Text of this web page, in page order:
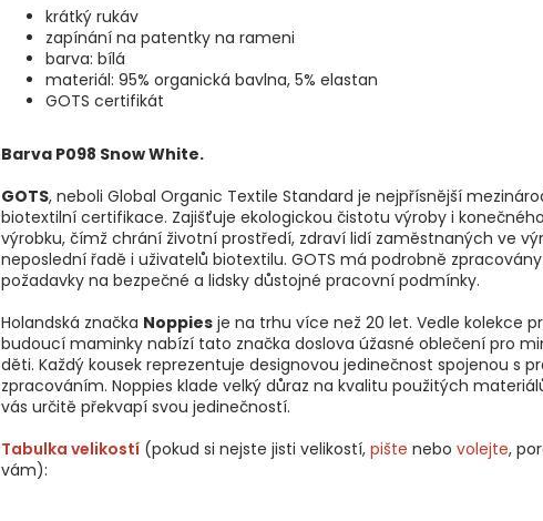
krátký rukáv
zapínání na patentky na rameni
barva: bílá
materiál: 95% organická bavlna, 5% elastan
GOTS certifikát
Barva P098 Snow White.
GOTS, neboli Global Organic Textile Standard je nejpřísnější
biotextilní certifikace. Zajišťuje ekologickou čistotu výroby i konečného
výrobku, čímž chrání životní prostředí, zdraví lidí zaměstnaných ve
neposlední řadě i uživatelů biotextilu. GOTS má podrobně
požadavky na bezpečné a lidsky důstojné pracovní podmínky.
Holandská značka Noppies je na trhu více než 20 let. Vedle kolekce
budoucí maminky nabízí tato značka doslova úžasné oblečení pro
děti. Každý kousek reprezentuje designovou jedinečnost spojenou s
zpracováním. Noppies klade velký důraz na kvalitu použitých
vás určitě překvapí svou jedinečností.
Tabulka velikostí (pokud si nejste jisti velikostí, pište nebo volejte,
vám):